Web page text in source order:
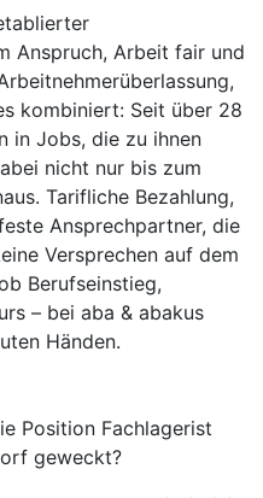
Anspruch, Arbeit fair und
kombiniert: Seit über 28
in Jobs, die zu ihnen
nicht nur bis zum
Tarifliche Bezahlung,
Ansprechpartner, die
Versprechen auf dem
Berufseinstieg,
– bei aba & abakus
Händen.
Position Fachlagerist
geweckt?